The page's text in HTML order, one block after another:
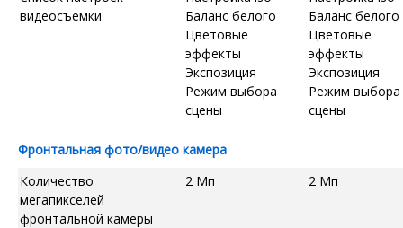
видеосъемки
Баланс белого
Цветовые
эффекты
Экспозиция
Режим выбора
сцены
Баланс белого
Цветовые
эффекты
Экспозиция
Режим выбора
сцены
Фронтальная фото/видео камера
Количество
мегапикселей
фронтальной камеры
2 Мп 2 Мп